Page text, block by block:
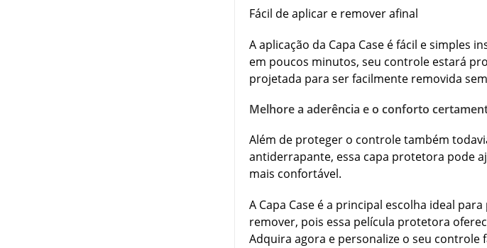
Fácil de aplicar e remover afinal
A aplicação da Capa Case é fácil e simples
em poucos minutos, seu controle estará
projetada para ser facilmente removida
Melhore a aderência e o conforto
Além de proteger o controle também
antiderrapante, essa capa protetora pode
mais confortável.
A Capa Case é a principal escolha ideal
remover, pois essa película protetora
Adquira agora e personalize o seu controle